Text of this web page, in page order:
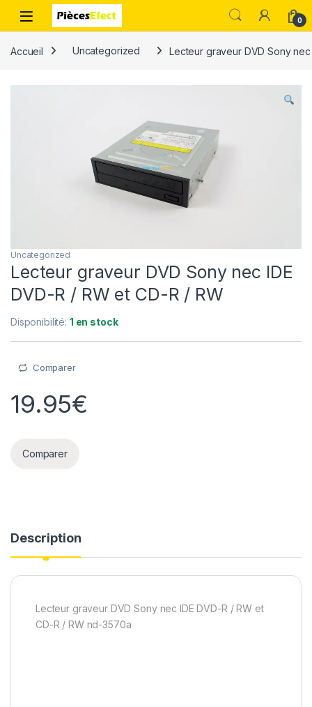
0
Accueil Uncategorized Lecteur graveur DVD Sony nec
Uncategorized
Lecteur graveur DVD Sony nec IDE
DVD-R / RW et CD-R / RW
Disponibilité: 1 en stock
Comparer
19.95€
Comparer
Description
Lecteur graveur DVD Sony nec IDE DVD-R / RW et
CD-R / RW nd-3570a